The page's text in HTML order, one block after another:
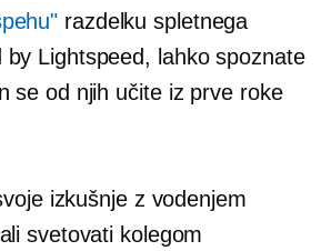
razdelku spletnega
by Lightspeed, lahko spoznate
se od njih učite iz prve roke
izkušnje z vodenjem
svetovati kolegom